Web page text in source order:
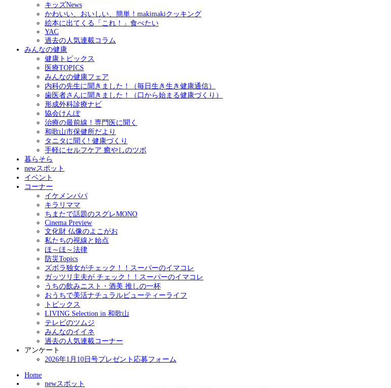
キッズNews
かわいい、おいしい、簡単！makimakiクッキング
絵本に出てくる「これ！」食べたい
YAC
過去の人気連載コラム
みんなの健康
健康トピックス
医療TOPICS
みんなの健康フェア
内科の先生に聞きました！（毎日生き生き健康通信）
歯医者さんに聞きました！（口から始まる健康づくり）
形成外科診療ナビ
協会けんぽ
治療の最前線！専門医に聞く
和歌山市保健所だより
タニタに聞く! 健康づくり
手軽にセルフケア 癒やしのツボ
暮らそら
newスポット
イベント
コーナー
イケメンパパ
キラリママ
ちまたで話題のスグレMONO
Cinema Preview
文化財 仏像のよこがお
私たちの視線と始点
ほ～ほ～法律
防災Topics
ズボラ独女がチェック！！スーパーのイマコレ
ガッツリ主夫が チェック！！スーパーのイマコレ
うちの飲みニスト・酒美 推しの一杯
おうちで美活ナチュラルビューティーライフ
トピックス
LIVING Selection in 和歌山
テレビのツムジ
みんなのイイネ
過去の人気連載コーナー
アンケート
2026年1月10日号プレゼント応募フォーム
Home
newスポット